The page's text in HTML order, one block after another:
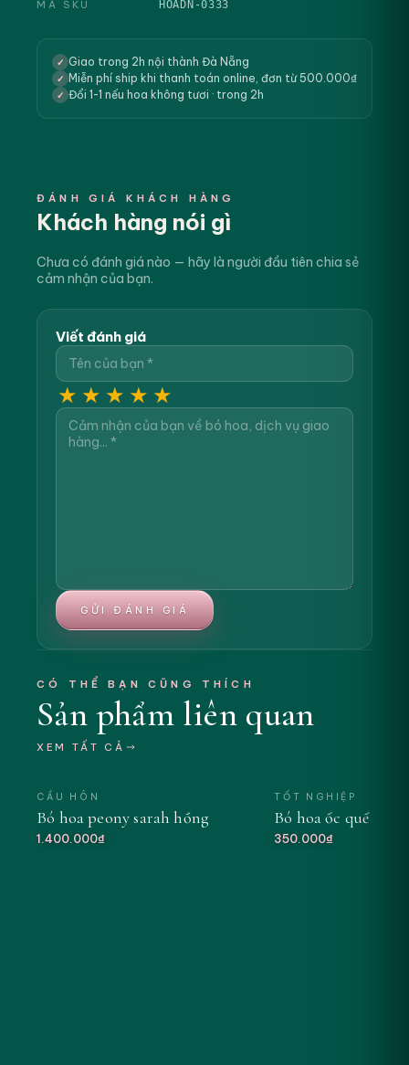
MÃ SKU HOADN-0333
✓ Giao trong 2h nội thành Đà Nẵng
✓ Miễn phí ship khi thanh toán online, đơn từ 500.000₫
✓ Đổi 1-1 nếu hoa không tươi · trong 2h
ĐÁNH GIÁ KHÁCH HÀNG
Khách hàng nói gì
Chưa có đánh giá nào — hãy là người đầu tiên chia sẻ
cảm nhận của bạn.
Viết đánh giá
★ ★ ★ ★ ★
GỬI ĐÁNH GIÁ
CÓ THỂ BẠN CŨNG THÍCH
Sản phẩm liên quan
XEM TẤT CẢ
MỚI
CẦU HÔN
Bó hoa peony sarah hồng
1.400.000₫
TỐT NGHIỆP
Bó hoa ốc quế
350.000₫